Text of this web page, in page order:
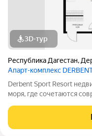
3D-тур
Республика Дагестан,
Апарт-комплекс
Derbent Sport Resort недвижимость на берегу Каспийского
моря, где сочетаются
учитывают все